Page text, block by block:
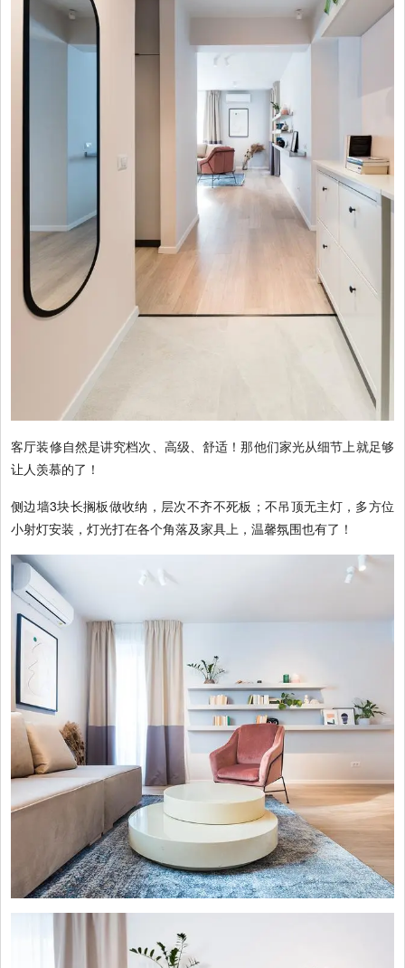
客厅装修自然是讲究档次、高级、舒适！那他们家光从细节上就足够
让人羡慕的了！
侧边墙3块长搁板做收纳，层次不齐不死板；不吊顶无主灯，多方位
小射灯安装，灯光打在各个角落及家具上，温馨氛围也有了！